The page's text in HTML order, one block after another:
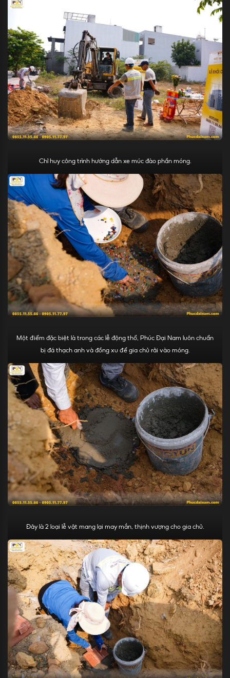
Chỉ huy công trình hướng dẫn xe múc đào phần móng.
Một điểm đặc biệt là trong các lễ động thổ, Phúc Đại Nam luôn chuẩn
bị đá thạch anh và đồng xu để gia chủ rải vào móng.
Đây là 2 loại lễ vật mang lại may mắn, thịnh vượng cho gia chủ.